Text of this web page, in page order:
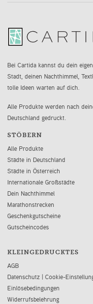
Bei Cartida kannst du dein
Stadt, deinen Nachthimmel,
tolle Ideen warten auf dich.
Alle Produkte werden nach
Deutschland gedruckt.
STÖBERN
Alle Produkte
Städte in Deutschland
Städte in Österreich
Internationale Großstädte
Dein Nachthimmel
Marathonstrecken
Geschenkgutscheine
Gutscheincodes
KLEINGEDRUCKTES
AGB
Datenschutz | Cookie-
Einlösebedingungen
Widerrufsbelehrung